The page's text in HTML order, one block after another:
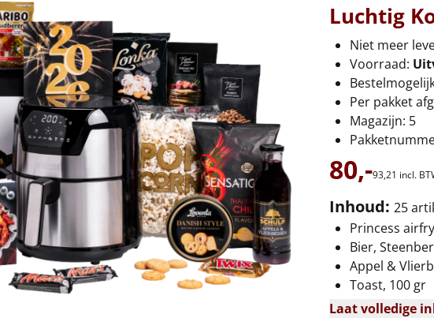
Luchtig
Niet meer
Voorraad:
Per pakket
Magazijn: 5
80,-93,21 incl.
Inhoud: 25
Princess
Bier,
Appel &
Toast, 100 gr
Laat volledige